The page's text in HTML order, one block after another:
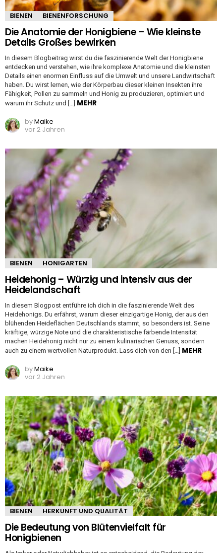
BIENEN BIENENFORSCHUNG
Die Anatomie der Honigbiene – Wie kleinste
Details Großes bewirken
In diesem Blogbeitrag wirst du die faszinierende Welt der Honigbiene
entdecken und verstehen, wie ihre komplexe Anatomie und die kleinsten
Details einen enormen Einfluss auf die Umwelt und unsere Landwirtschaft
haben. Du wirst lernen, wie der Körperbau dieser kleinen Insekten ihre
Fähigkeit, Pollen zu sammeln und Honig zu produzieren, optimiert und
warum ihr Schutz und […] MEHR
byMaike
vor 2 Jahren
BIENEN HONIGARTEN
Heidehonig – Würzig und intensiv aus der
Heidelandschaft
In diesem Blogpost entführe ich dich in die faszinierende Welt des
Heidehonigs. Du erfährst, warum dieser einzigartige Honig, der aus den
blühenden Heideflächen Deutschlands stammt, so besonders ist. Seine
kräftige, würzige Note und die charakteristische färbende Intensität
machen Heidehonig nicht nur zu einem kulinarischen Genuss, sondern
auch zu einem wertvollen Naturprodukt. Lass dich von den […] MEHR
byMaike
vor 2 Jahren
BIENEN HERKUNFT UND QUALITÄT
Die Bedeutung von Blütenvielfalt für
Honigbienen